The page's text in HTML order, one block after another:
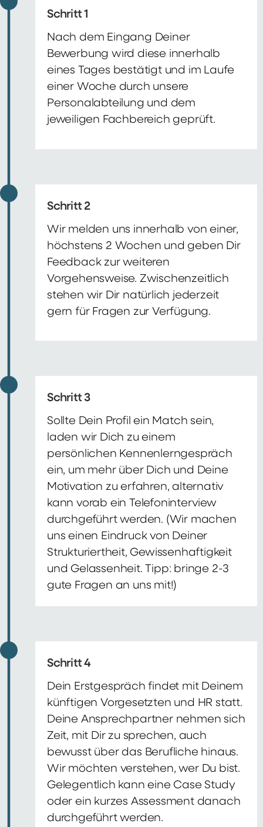
Schritt 1
Nach dem Eingang Deiner
Bewerbung wird diese innerhalb
eines Tages bestätigt und im Laufe
einer Woche durch unsere
Personalabteilung und dem
jeweiligen Fachbereich geprüft.
Schritt 2
Wir melden uns innerhalb von einer,
höchstens 2 Wochen und geben Dir
Feedback zur weiteren
Vorgehensweise. Zwischenzeitlich
stehen wir Dir natürlich jederzeit
gern für Fragen zur Verfügung.
Schritt 3
Sollte Dein Profil ein Match sein,
laden wir Dich zu einem
persönlichen Kennenlerngespräch
ein, um mehr über Dich und Deine
Motivation zu erfahren, alternativ
kann vorab ein Telefoninterview
durchgeführt werden. (Wir machen
uns einen Eindruck von Deiner
Strukturiertheit, Gewissenhaftigkeit
und Gelassenheit. Tipp: bringe 2-3
gute Fragen an uns mit!)
Schritt 4
Dein Erstgespräch findet mit Deinem
künftigen Vorgesetzten und HR statt.
Deine Ansprechpartner nehmen sich
Zeit, mit Dir zu sprechen, auch
bewusst über das Berufliche hinaus.
Wir möchten verstehen, wer Du bist.
Gelegentlich kann eine Case Study
oder ein kurzes Assessment danach
durchgeführt werden.